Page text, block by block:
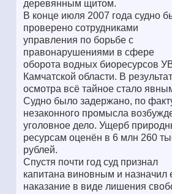
деревянным щитом.
В конце июля 2007 года судно
проверено сотрудниками
управления по борьбе с
правонарушениями в сфере
оборота водных биоресурсов
Камчатской области. В
осмотра всё тайное стало
Судно было задержано, по
незаконного промысла
уголовное дело. Ущерб
ресурсам оценён в 6 млн 260
рублей.
Спустя почти год суд признал
капитана виновным и назначил
наказание в виде лишения